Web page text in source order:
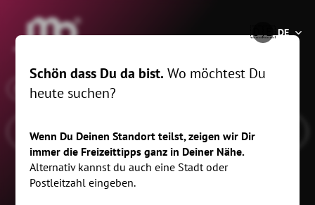
®
🇩🇪DE
Wann
Schön dass Du da bist. Wo möchtest Du
heute suchen?
Wenn Du Deinen Standort teilst, zeigen wir Dir
immer die Freizeittipps ganz in Deiner Nähe.
Alternativ kannst du auch eine Stadt oder
Postleitzahl eingeben.